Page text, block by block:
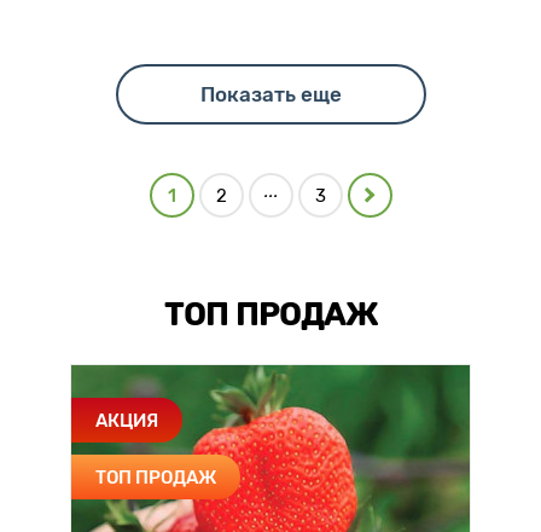
Показать еще
1 2 ... 3
ТОП ПРОДАЖ
АКЦИЯ
ТОП ПРОДАЖ